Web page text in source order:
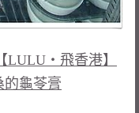
【LULU‧飛香港】
的龜苓膏